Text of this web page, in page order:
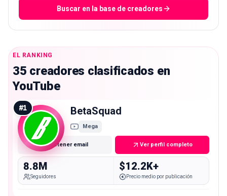
Buscar en la base de creadores
EL RANKING
35 creadores clasificados en
YouTube
#1 BetaSquad
Mega
Obtener email Ver perfil completo
8.8M
Seguidores
$12.2K+
Precio medio por publicación